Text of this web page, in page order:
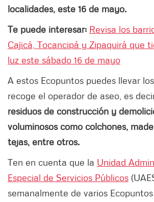
localidades, este 16 de mayo.
Te puede interesar: Revisa los
Cajicá, Tocancipá y Zipaquirá que
luz este sábado 16 de mayo
A estos Ecopuntos puedes llevar
recoge el operador de aseo, es
residuos de construcción y
voluminosos como colchones,
tejas, entre otros.
Ten en cuenta que la Unidad
Especial de Servicios Públicos
semanalmente de varios